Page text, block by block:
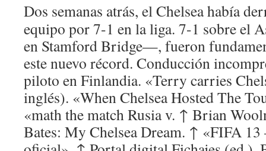
Dos semanas atrás, el Chelsea había
equipo por 7-1 en la liga. 7-1 sobre el
en Stamford Bridge—, fueron
este nuevo récord. Conducción
piloto en Finlandia. «Terry carries
inglés). «When Chelsea Hosted The
«math the match Rusia v. ↑ Brian
Bates: My Chelsea Dream. ↑ «FIFA 13